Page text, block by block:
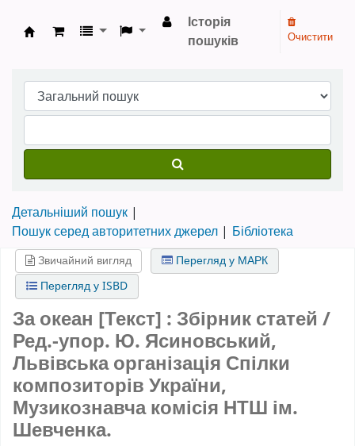
Бібліотека НТШ › Електронний каталог
Історія
пошуків
Очистити
Детальніший пошук
Пошук серед авторитетних джерел
Бібліотека
Звичайний вигляд
Перегляд у МАРК
Перегляд у ISBD
За океан [Текст] : Збірник статей /
Ред.-упор. Ю. Ясиновський,
Львівська організація Спілки
композиторів України,
Музикознавча комісія НТШ ім.
Шевченка.